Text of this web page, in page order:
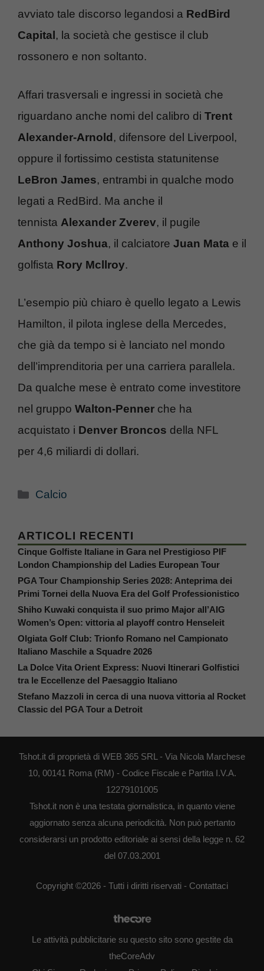
avviato tale discorso legandosi a RedBird
Capital , la società che gestisce il club
rossonero e non soltanto.
Affari trasversali e ingressi in società che
riguardano anche nomi del calibro di Trent
Alexander-Arnold , difensore del Liverpool,
oppure il fortissimo cestista statunitense
LeBron James, entrambi in qualche modo
legati a RedBird. Ma anche il
tennista Alexander Zverev, il pugile
Anthony Joshua, il calciatore Juan Mata e il
golfista Rory Mcllroy.
L’esempio più chiaro è quello legato a Lewis
Hamilton, il pilota inglese della Mercedes,
che già da tempo si è lanciato nel mondo
dell’imprenditoria per una carriera parallela.
Da qualche mese è entrato come investitore
nel gruppo Walton-Penner che ha
acquistato i Denver Broncos della NFL
per 4,6 miliardi di dollari.
Categorie
Calcio
ARTICOLI RECENTI
Cinque Golfiste Italiane in Gara nel Prestigioso PIF
London Championship del Ladies European Tour
PGA Tour Championship Series 2028: Anteprima dei
Primi Tornei della Nuova Era del Golf Professionistico
Shiho Kuwaki conquista il suo primo Major all’AIG
Women’s Open: vittoria al playoff contro Henseleit
Olgiata Golf Club: Trionfo Romano nel Campionato
Italiano Maschile a Squadre 2026
La Dolce Vita Orient Express: Nuovi Itinerari Golfistici
tra le Eccellenze del Paesaggio Italiano
Stefano Mazzoli in cerca di una nuova vittoria al Rocket
Classic del PGA Tour a Detroit
Tshot.it di proprietà di WEB 365 SRL - Via Nicola Marchese
10, 00141 Roma (RM) - Codice Fiscale e Partita I.V.A.
12279101005
Tshot.it non è una testata giornalistica, in quanto viene
aggiornato senza alcuna periodicità. Non può pertanto
considerarsi un prodotto editoriale ai sensi della legge n. 62
del 07.03.2001
Copyright ©2026 - Tutti i diritti riservati - Contattaci
Le attività pubblicitarie su questo sito sono gestite da
theCoreAdv